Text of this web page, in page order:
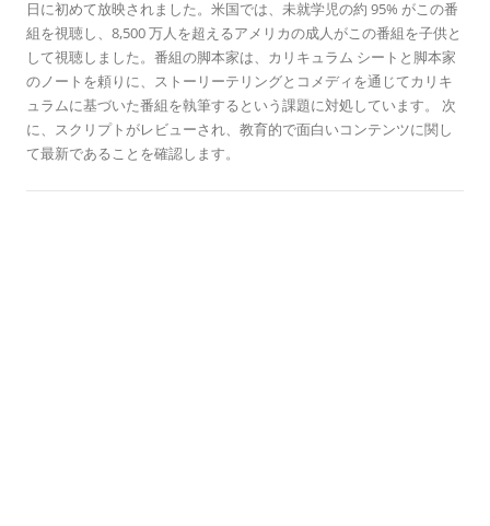
日に初めて放映されました。米国では、未就学児の約 95% がこの番
組を視聴し、8,500 万人を超えるアメリカの成人がこの番組を子供と
して視聴しました。番組の脚本家は、カリキュラム シートと脚本家
のノートを頼りに、ストーリーテリングとコメディを通じてカリキ
ュラムに基づいた番組を執筆するという課題に対処しています。 次
に、スクリプトがレビューされ、教育的で面白いコンテンツに関し
て最新であることを確認します。